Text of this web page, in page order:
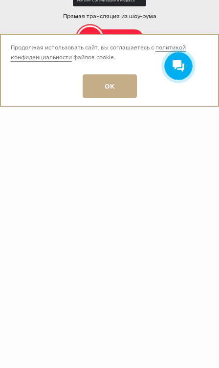
Прямая трансляция из шоу-рума
Звоните нам:
пн-вс 10:00 - 19:00
E-mail:
info@baza-plitki.ru
Продолжая использовать сайт, вы соглашаетесь с политикой
конфиденциальностифайлов cookie.
OK